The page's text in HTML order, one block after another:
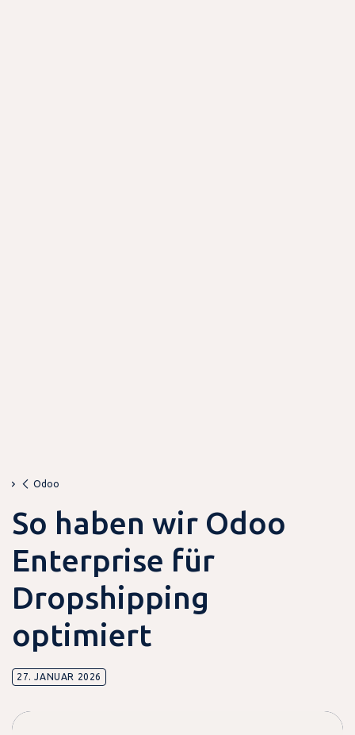
Odoo
So haben wir Odoo
Enterprise für
Dropshipping
optimiert
27. JANUAR 2026